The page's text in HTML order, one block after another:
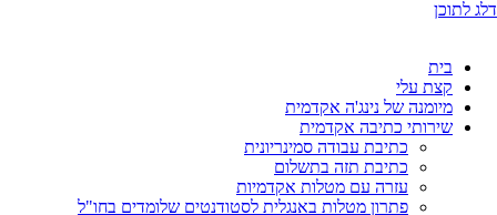
דלג לתוכן
בית
קצת עלי
מיומנה של נינג'ה אקדמית
שירותי כתיבה אקדמית
כתיבת עבודה סמינריונית
כתיבת תזה בתשלום
עזרה עם מטלות אקדמיות
פתרון מטלות באנגלית לסטודנטים שלומדים בחו"ל